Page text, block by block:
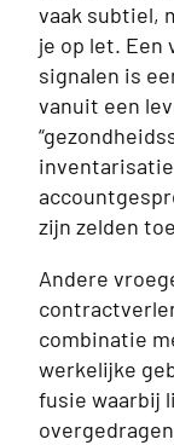
vaak subtiel,
je op let. Een
signalen is
vanuit een
zijn zelden
Andere
combinatie
werkelijke
fusie waarbij